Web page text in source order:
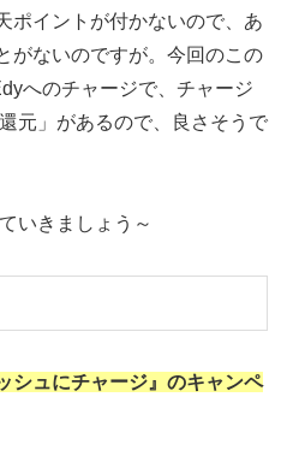
ポイントが付かないので、あ
がないのですが。今回のこの
へのチャージで、チャージ
元」があるので、良さそうで
いきましょう～
シュにチャージ』のキャンペ